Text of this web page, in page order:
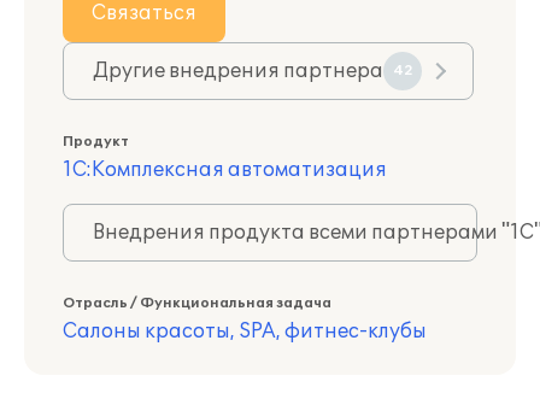
Связаться
Другие внедрения партнера 42
Продукт
1С:Комплексная автоматизация
Внедрения продукта всеми партнерами
Отрасль / Функциональная задача
Салоны красоты, SPA, фитнес-клубы